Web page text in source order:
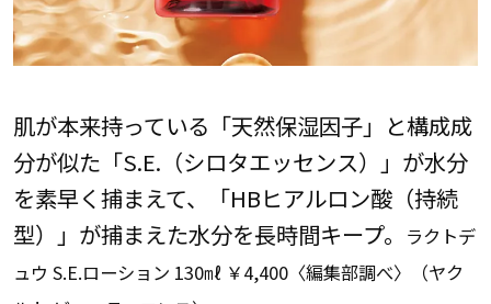
肌が本来持っている「天然保湿因子」と構成成
分が似た「S.E.（シロタエッセンス）」が水分
を素早く捕まえて、「HBヒアルロン酸（持続
型）」が捕まえた水分を長時間キープ。
ラクトデ
ュウ S.E.ローション 130㎖ ￥4,400〈編集部調べ〉（ヤク